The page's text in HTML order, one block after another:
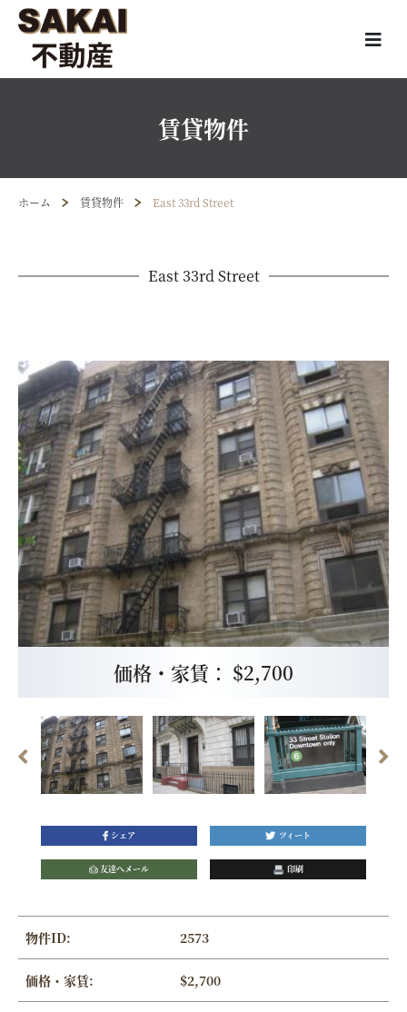
賃貸物件
ホーム 賃貸物件 East 33rd Street
East 33rd Street
価格・家賃： $2,700
シェア ツィート
友達へメール 印刷
物件ID: 2573
価格・家賃: $2,700